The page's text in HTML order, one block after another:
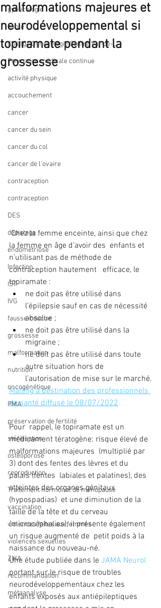
gynécologie
santé
Collège Gynécologie Centre Val-de-L
Formation médicale continue
activité physique
accouchement
cancer
cancer du sein
cancer du col
cancer de l'ovaire
contraception
contraception
DES
dépistage
endométriose
Infection
IST
IVG
fausse-couche
grossesse
malformation
nutrition
oncogénétique
PMA
préservation de fertilité
stérilisation
ostéoporose
reproduction
Traitement hormonal de ménopause
vaccination
violences faites aux femmes
violences sexuelles
ZIKA
recommandation
métaanalyse
malformations majeures et
neurodéveloppemental si
topiramate pendant la
grossesse
Chez la femme enceinte, ainsi que chez
la femme en âge d’avoir des  enfants et
n’utilisant pas de méthode de
contraception hautement   efficace, le
topiramate :
ne doit pas être utilisé dans
l’épilepsie sauf en cas de nécessité
absolue ;
ne doit pas être utilisé dans la
migraine ;
ne doit pas être utilisé dans toute
autre situation hors de
l’autorisation de mise sur le marché.
Mailing à destination des professionnels
de santé diffusé le 08/07/2022
Pour  rappel, le topiramate est un
médicament tératogène: risque élevé de
malformations majeures  (multiplié par
3) dont des fentes des lèvres et du
palais (fentes  labiales et palatines), des
atteintes des organes génitaux
(hypospadias)  et une diminution de la
taille de la tête et du cerveau
(microcéphalies); il présente également
un risque augmenté de  petit poids à la
naissance du nouveau-né.
Une étude publiée dans le JAMA Neurol
portant sur le risque de troubles
neurodéveloppementaux chez les
enfants exposés aux antiépileptiques